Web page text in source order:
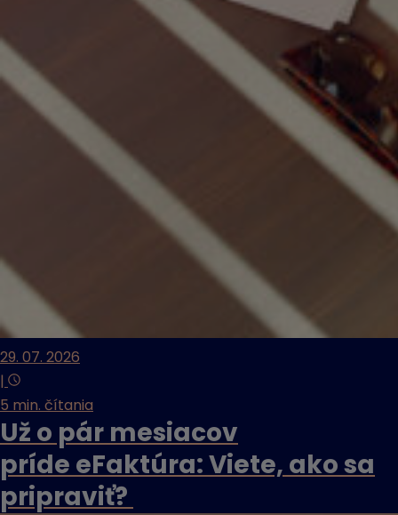
29. 07. 2026
|
5 min. čítania
Už o pár mesiacov
príde eFaktúra: Viete, ako sa
pripraviť?